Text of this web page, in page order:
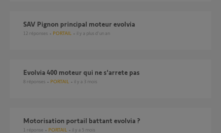
SAV Pignon principal moteur evolvia
12 réponses PORTAIL il y a plus d'un an
Evolvia 400 moteur qui ne s'arrete pas
8 réponses PORTAIL il y a 3 mois
Motorisation portail battant evolvia ?
1 réponse PORTAIL il y a 5 mois